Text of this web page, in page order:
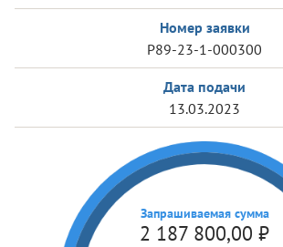
Номер заявки
Р89-23-1-000300
Дата подачи
13.03.2023
Запрашиваемая сумма
2 187 800,00 ₽